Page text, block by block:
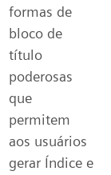
formas de
bloco de
título
poderosas
que
permitem
aos usuários
gerar Índice e